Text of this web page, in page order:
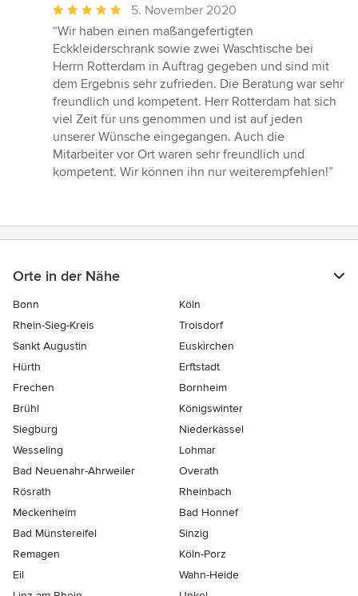
Durchschnittliche
Bewertung:
5
von
5
Sternen
5. November 2020
“Wir haben einen maßangefertigten
Eckkleiderschrank sowie zwei Waschtische bei
Herrn Rotterdam in Auftrag gegeben und sind mit
dem Ergebnis sehr zufrieden. Die Beratung war sehr
freundlich und kompetent. Herr Rotterdam hat sich
viel Zeit für uns genommen und ist auf jeden
unserer Wünsche eingegangen. Auch die
Mitarbeiter vor Ort waren sehr freundlich und
kompetent. Wir können ihn nur weiterempfehlen!”
Orte in der Nähe
Bonn
Köln
Rhein-Sieg-Kreis
Troisdorf
Sankt Augustin
Euskirchen
Hürth
Erftstadt
Frechen
Bornheim
Brühl
Königswinter
Siegburg
Niederkassel
Wesseling
Lohmar
Bad Neuenahr-Ahrweiler
Overath
Rösrath
Rheinbach
Meckenheim
Bad Honnef
Bad Münstereifel
Sinzig
Remagen
Köln-Porz
Eil
Wahn-Heide